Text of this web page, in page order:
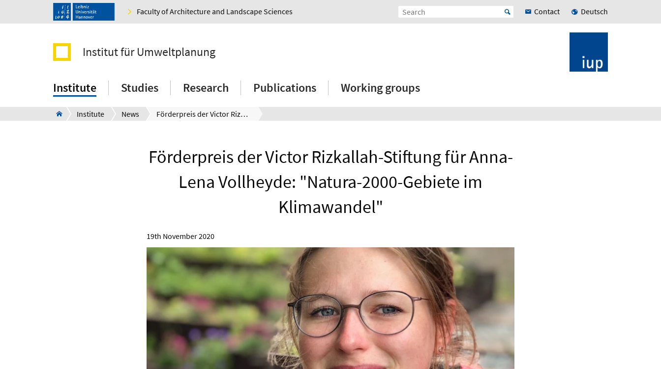
Faculty of Architecture and Landscape Sciences Contact Deutsch
Institut für Umweltplanung
Institute Studies Research Publications Working groups
Institute News Förderpreis der Victor Rizkallah-Stiftung für Anna-Lena Vollheyde: "Natura-2000-Gebiete im Klimawandel"
Förderpreis der Victor Rizkallah-Stiftung für Anna-
Lena Vollheyde: "Natura-2000-Gebiete im
Klimawandel"
19th November 2020